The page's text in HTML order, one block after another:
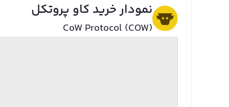
نمودار خرید کاو پروتکل
CoW Protocol (COW)